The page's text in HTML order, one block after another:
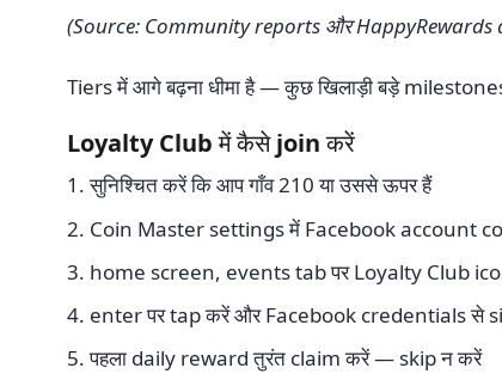
(Source: Community reports और HappyRewards
Tiers में आगे बढ़ना धीमा है — कुछ खिलाड़ी बड़े
Loyalty Club में कैसे join करें
सुनिश्चित करें कि आप गाँव 210 या उससे ऊपर हैं
Coin Master settings में Facebook account
home screen, events tab पर Loyalty Club
enter पर tap करें और Facebook credentials से
पहला daily reward तुरंत claim करें — skip न करें